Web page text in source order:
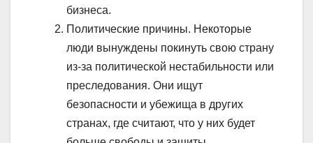
бизнеса.
Политические причины. Некоторые
люди вынуждены покинуть свою страну
из-за политической нестабильности или
преследования. Они ищут
безопасности и убежища в других
странах, где считают, что у них будет